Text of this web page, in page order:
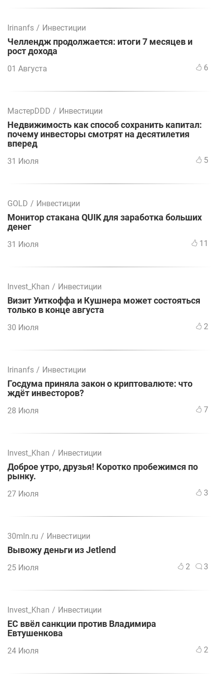
Irinanfs / Инвестиции
Челлендж продолжается: итоги 7 месяцев и
рост дохода
01 Августа 6
МастерDDD / Инвестиции
Недвижимость как способ сохранить капитал:
почему инвесторы смотрят на десятилетия
вперед
31 Июля 5
GOLD / Инвестиции
Монитор стакана QUIK для заработка больших
денег
31 Июля 11
Invest_Khan / Инвестиции
Визит Уиткоффа и Кушнера может состояться
только в конце августа
30 Июля 2
Irinanfs / Инвестиции
Госдума приняла закон о криптовалюте: что
ждёт инвесторов?
28 Июля 7
Invest_Khan / Инвестиции
Доброе утро, друзья! Коротко пробежимся по
рынку.
27 Июля 3
30mln.ru / Инвестиции
Вывожу деньги из Jetlend
25 Июля 2 3
Invest_Khan / Инвестиции
ЕС ввёл санкции против Владимира
Евтушенкова
24 Июля 2